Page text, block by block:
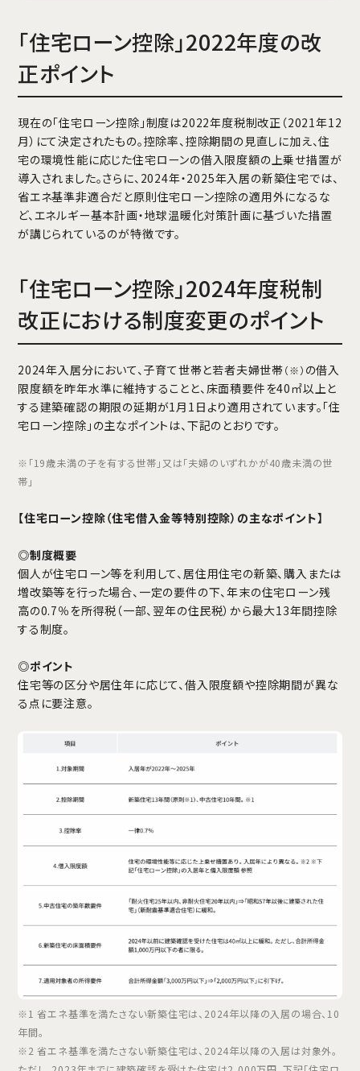
「住宅ローン控除」2022年度の改
正ポイント
現在の「住宅ローン控除」制度は2022年度税制改正（2021年12
月）にて決定されたもの。控除率、控除期間の見直しに加え、住
宅の環境性能に応じた住宅ローンの借入限度額の上乗せ措置が
導入されました。さらに、2024年・2025年入居の新築住宅では、
省エネ基準非適合だと原則住宅ローン控除の適用外になるな
ど、エネルギー基本計画・地球温暖化対策計画に基づいた措置
が講じられているのが特徴です。
「住宅ローン控除」2024年度税制
改正における制度変更のポイント
2024年入居分において、子育て世帯と若者夫婦世帯（※） の借入
限度額を昨年水準に維持することと、床面積要件を40㎡以上と
する建築確認の期限の延期が1月1日より適用されています。「住
宅ローン控除」の主なポイントは、下記のとおりです。
※「19歳未満の子を有する世帯」又は「夫婦のいずれかが40歳未満の世
帯」
【住宅ローン控除（住宅借入金等特別控除）の主なポイント】
◎制度概要
個人が住宅ローン等を利用して、居住用住宅の新築、購入または
増改築等を行った場合、一定の要件の下、年末の住宅ローン残
高の0.7％を所得税（一部、翌年の住民税）から最大13年間控除
する制度。
◎ポイント
住宅等の区分や居住年に応じて、借入限度額や控除期間が異な
る点に要注意。
※1 省エネ基準を満たさない新築住宅は、2024年以降の入居の場合、10
年間。
※2 省エネ基準を満たさない新築住宅は、2024年以降の入居は対象外。